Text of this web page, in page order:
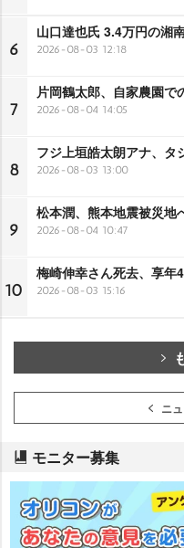
6
山口達也氏 3.4万円の湘
2026-08-03 12:18
7
片岡鶴太郎、自家農園で
2026-08-04 14:05
8
フジ上垣皓太朗アナ、タ
2026-08-03 13:00
9
松本潤、熊本地震被災地
2026-08-04 10:47
10
梅崎伸幸さん死去、享年
2026-08-03 15:16
ニ
モニター募集